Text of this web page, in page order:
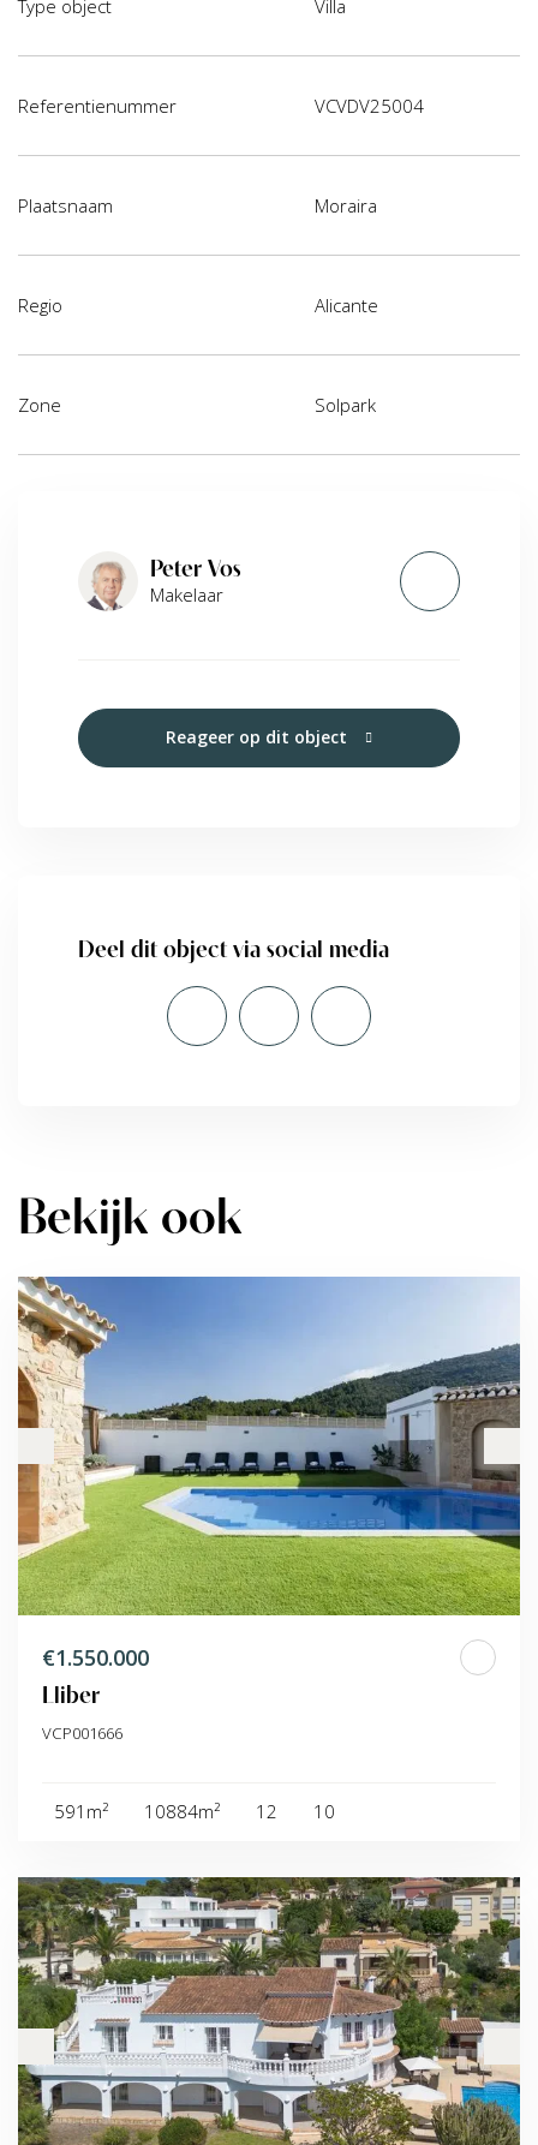
Type object Villa
Referentienummer VCVDV25004
Plaatsnaam Moraira
Regio Alicante
Zone Solpark
Peter Vos
Makelaar
Reageer op dit object
Deel dit object via social media
Bekijk ook
€1.550.000
Lliber
VCP001666
591m² 10884m² 12 10